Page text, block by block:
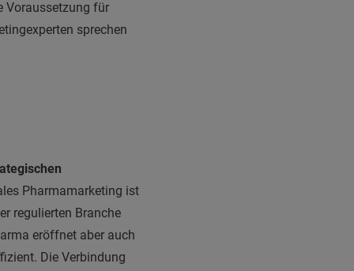
Voraussetzung für
sprechen
Pharmamarketing ist
regulierten Branche
eröffnet aber auch
Die Verbindung